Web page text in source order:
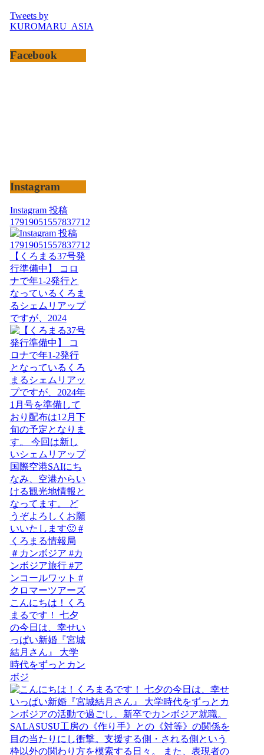
Tweets by
KUROMARU_ASIA
Facebook
Instagram
Instagram 投稿
17919051557837712
【くろまる37号発
行準備中】 コロ
ナで年1-2発行と
なっているくろま
るシェムリアップ
ですが、2024
こんにちは！くろ
まるです！ 七夕
の今日は、幸せい
っぱい新婚『宮城
結月さん』 大学
時代をずっとカン
ボジ